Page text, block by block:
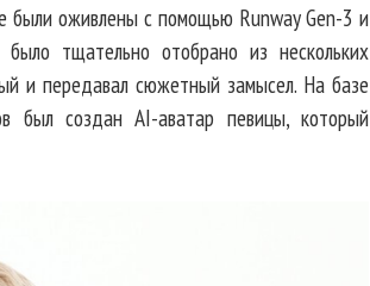
оживлены с помощью Runway Gen-3 и
тщательно отобрано из нескольких
и передавал сюжетный замысел. На базе
был создан AI-аватар певицы, который